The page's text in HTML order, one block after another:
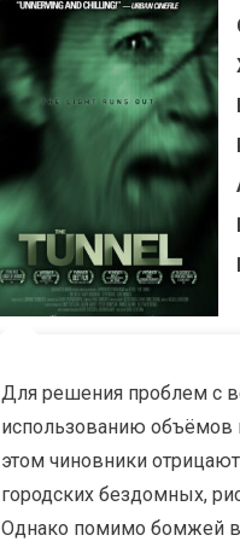
Для решения проблем с
использованию объёмов
этом чиновники
городских бездомных,
Однако помимо бомжей в